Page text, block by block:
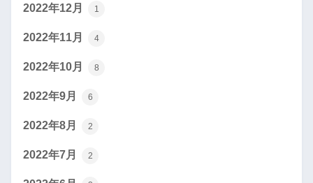
2022年12月 1
2022年11月 4
2022年10月 8
2022年9月 6
2022年8月 2
2022年7月 2